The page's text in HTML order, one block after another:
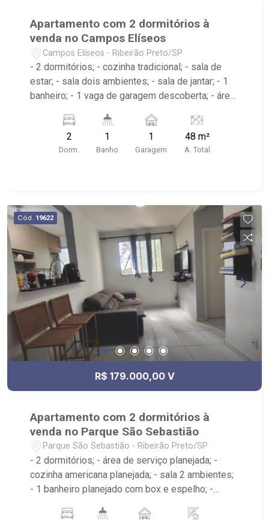
Apartamento com 2 dormitórios à
venda no Campos Elíseos
Campos Elíseos - Ribeirão Preto/SP
- 2 dormitórios; - cozinha tradicional; - sala de
estar; - sala dois ambientes; - sala de jantar; - 1
banheiro; - 1 vaga de garagem descoberta; - área
piscina adulta e infantil, Playground, Área de
churrasco, Campo de Futebol, academia e salão
de festas; - Próximo à Av. Marechal Costa e Silva,
2
Dorm.
1
Banho
1
Garagem
48 m²
A. Total
Cód. 19622
R$ 179.000,00 V
Apartamento com 2 dormitórios à
venda no Parque São Sebastião
Parque São Sebastião - Ribeirão Preto/SP
- 2 dormitórios; - área de serviço planejada; -
cozinha americana planejada; - sala 2 ambientes;
- 1 banheiro planejado com box e espelho; -
Comerciários